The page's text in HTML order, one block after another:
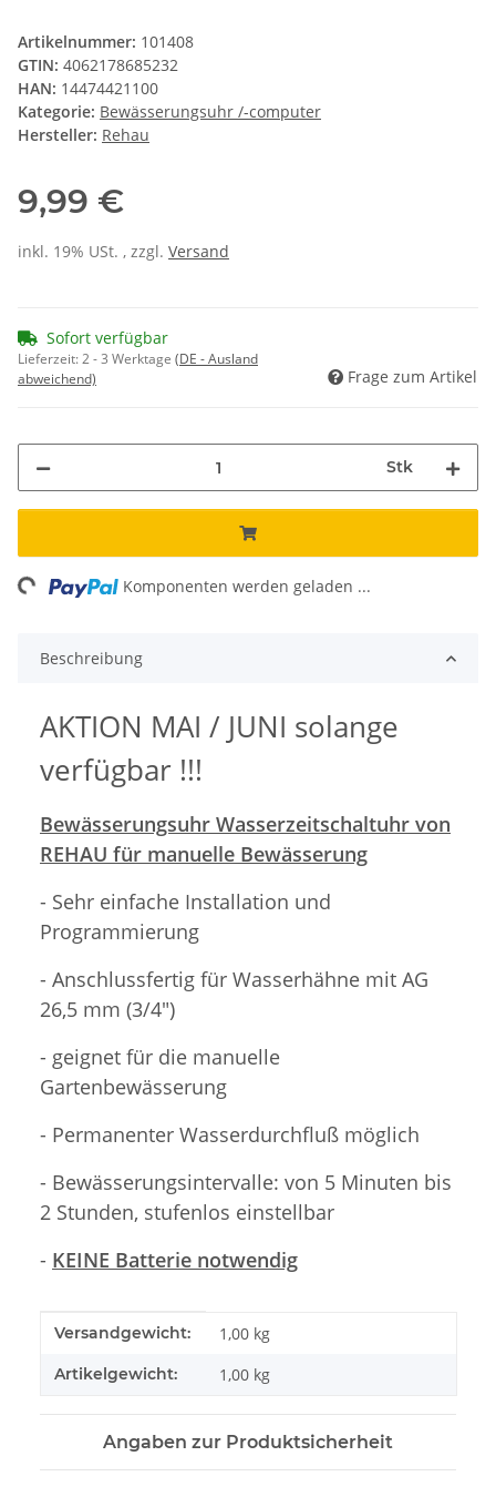
Artikelnummer: 101408
GTIN: 4062178685232
HAN: 14474421100
Kategorie: Bewässerungsuhr /-computer
Hersteller: Rehau
9,99 €
inkl. 19% USt. , zzgl. Versand
Sofort verfügbar
Lieferzeit:2 - 3 Werktage (DE - Ausland
abweichend)
Frage zum Artikel
Stk
Komponenten werden geladen ...
Beschreibung
AKTION MAI / JUNI solange
verfügbar !!!
Bewässerungsuhr Wasserzeitschaltuhr von
REHAU für manuelle Bewässerung
- Sehr einfache Installation und
Programmierung
- Anschlussfertig für Wasserhähne mit AG
26,5 mm (3/4")
- geignet für die manuelle
Gartenbewässerung
- Permanenter Wasserdurchfluß möglich
- Bewässerungsintervalle: von 5 Minuten bis
2 Stunden, stufenlos einstellbar
- KEINE Batterie notwendig
Produkteigenschaft
Wert
Versandgewicht: 1,00 kg
Artikelgewicht: 1,00 kg
Angaben zur Produktsicherheit